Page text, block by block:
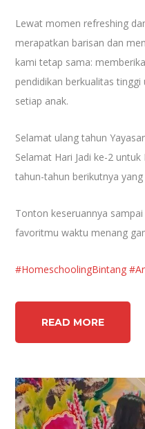
Lewat momen refreshing
merapatkan barisan dan
kami tetap sama:
pendidikan berkualitas
setiap anak.
Selamat ulang tahun
Selamat Hari Jadi ke-2
tahun-tahun berikutnya
Tonton keseruannya
favoritmu waktu menang
#HomeschoolingBintang
READ MORE